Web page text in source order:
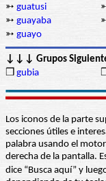
➳ guatusi
➳ guayaba
➳ guayo
↓↓↓ Grupos
❒ gubia
Los iconos de la parte
secciones útiles e
palabra usando el
derecha de la pantalla.
dice “Busca aquí” y